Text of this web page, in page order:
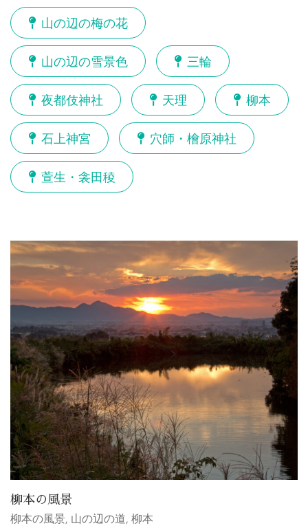
山の辺の梅の花
山の辺の雪景色 三輪
夜都伎神社 天理 柳本
石上神宮 穴師・檜原神社
萱生・衾田稜
柳本の風景
柳本の風景, 山の辺の道, 柳本